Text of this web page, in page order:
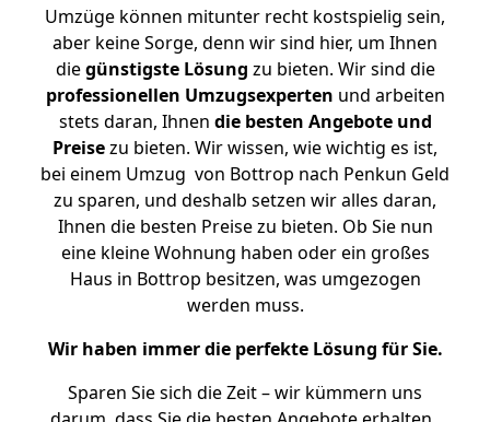
Umzüge können mitunter recht kostspielig sein,
aber keine Sorge, denn wir sind hier, um Ihnen
diegünstigste Lösung zu bieten. Wir sind die
professionellen Umzugsexperten und arbeiten
stets daran, Ihnen die besten Angebote und
Preisezu bieten. Wir wissen, wie wichtig es ist,
bei einem Umzug von Bottrop nach Penkun Geld
zu sparen, und deshalb setzen wir alles daran,
Ihnen die besten Preise zu bieten. Ob Sie nun
eine kleine Wohnung haben oder ein großes
Haus in Bottrop besitzen, was umgezogen
werden muss.
Wir haben immer die perfekte Lösung für Sie.
Sparen Sie sich die Zeit – wir kümmern uns